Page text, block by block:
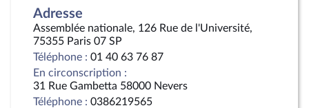
Adresse
Assemblée nationale, 126 Rue de l'Université,
75355 Paris 07 SP
Téléphone : 01 40 63 76 87
En circonscription :
31 Rue Gambetta 58000 Nevers
Téléphone : 0386219565